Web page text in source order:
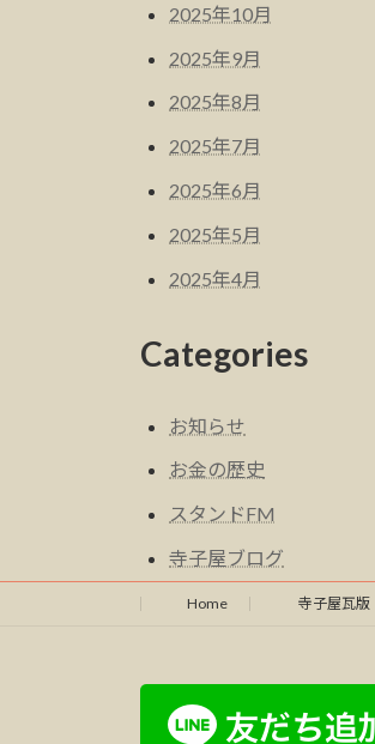
2025年10月
2025年9月
2025年8月
2025年7月
2025年6月
2025年5月
2025年4月
Categories
お知らせ
お金の歴史
スタンドFM
寺子屋ブログ
Home 寺子屋瓦版